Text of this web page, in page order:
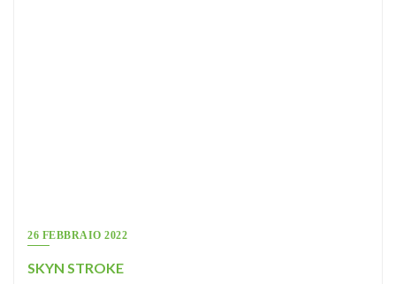
26 FEBBRAIO 2022
SKYN STROKE